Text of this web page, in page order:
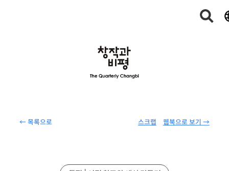
← 목록으로 웹북으로 보기 →
스크랩